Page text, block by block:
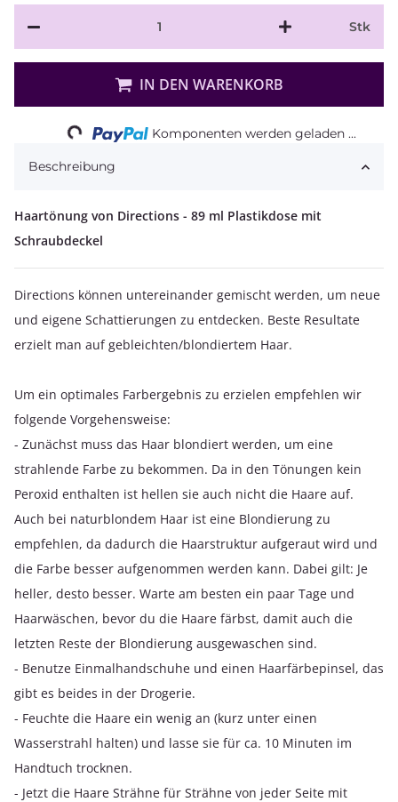
Stk
IN DEN WARENKORB
Loading... Komponenten werden geladen ...
Beschreibung
Haartönung von Directions - 89 ml Plastikdose mit
Schraubdeckel
Directions können untereinander gemischt werden, um neue
und eigene Schattierungen zu entdecken. Beste Resultate
erzielt man auf gebleichten/blondiertem Haar.
Um ein optimales Farbergebnis zu erzielen empfehlen wir
folgende Vorgehensweise:
- Zunächst muss das Haar blondiert werden, um eine
strahlende Farbe zu bekommen. Da in den Tönungen kein
Peroxid enthalten ist hellen sie auch nicht die Haare auf.
Auch bei naturblondem Haar ist eine Blondierung zu
empfehlen, da dadurch die Haarstruktur aufgeraut wird und
die Farbe besser aufgenommen werden kann. Dabei gilt: Je
heller, desto besser. Warte am besten ein paar Tage und
Haarwäschen, bevor du die Haare färbst, damit auch die
letzten Reste der Blondierung ausgewaschen sind.
- Benutze Einmalhandschuhe und einen Haarfärbepinsel, das
gibt es beides in der Drogerie.
- Feuchte die Haare ein wenig an (kurz unter einen
Wasserstrahl halten) und lasse sie für ca. 10 Minuten im
Handtuch trocknen.
- Jetzt die Haare Strähne für Strähne von jeder Seite mit